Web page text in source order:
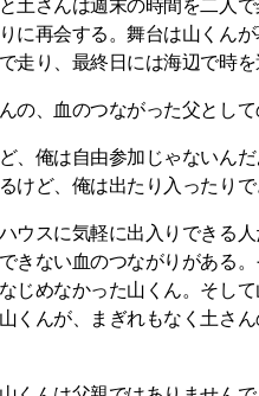
土さんは週末の時間を二人
に再会する。舞台は山くん
走り、最終日には海辺で時
の、血のつながった父とし
、俺は自由参加じゃないん
けど、俺は出たり入ったり
ウスに気軽に出入りできる
きない血のつながりがある
じめなかった山くん。そし
くんが、まぎれもなく土さ